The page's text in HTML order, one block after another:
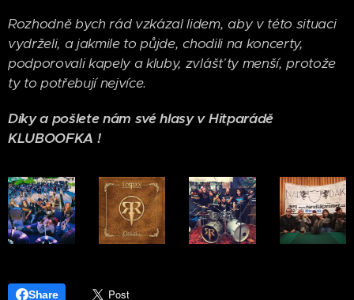
Rozhodně bych rád vzkázal lidem, aby v této situaci
vydrželi, a jakmile to půjde, chodili na koncerty,
podporovali kapely a kluby, zvlášť ty menší, protože
ty to potřebují nejvíce.
Díky a pošlete nám své hlasy v Hitparádě
KLUBOOFKA !
Share